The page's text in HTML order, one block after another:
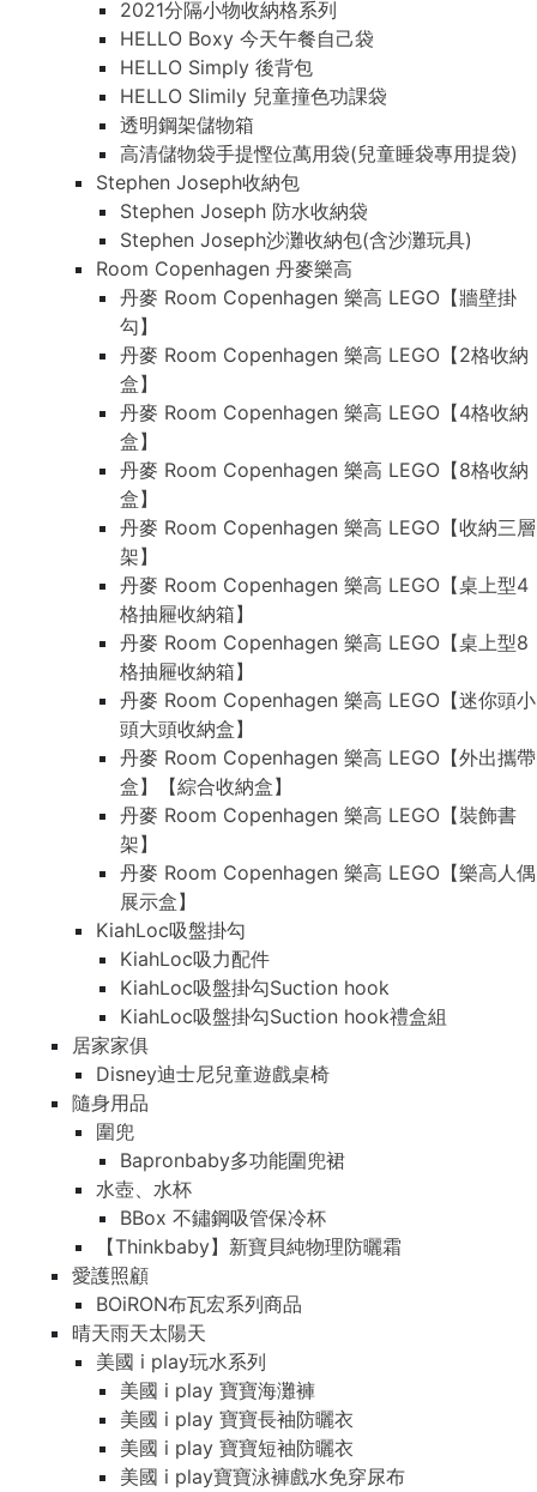
2021分隔小物收納格系列
HELLO Boxy 今天午餐自己袋
HELLO Simply 後背包
HELLO Slimily 兒童撞色功課袋
透明鋼架儲物箱
高清儲物袋手提慳位萬用袋(兒童睡袋專用提袋)
Stephen Joseph收納包
Stephen Joseph 防水收納袋
Stephen Joseph沙灘收納包(含沙灘玩具)
Room Copenhagen 丹麥樂高
丹麥 Room Copenhagen 樂高 LEGO【牆壁掛
勾】
丹麥 Room Copenhagen 樂高 LEGO【2格收納
盒】
丹麥 Room Copenhagen 樂高 LEGO【4格收納
盒】
丹麥 Room Copenhagen 樂高 LEGO【8格收納
盒】
丹麥 Room Copenhagen 樂高 LEGO【收納三層
架】
丹麥 Room Copenhagen 樂高 LEGO【桌上型4
格抽屜收納箱】
丹麥 Room Copenhagen 樂高 LEGO【桌上型8
格抽屜收納箱】
丹麥 Room Copenhagen 樂高 LEGO【迷你頭小
頭大頭收納盒】
丹麥 Room Copenhagen 樂高 LEGO【外出攜帶
盒】【綜合收納盒】
丹麥 Room Copenhagen 樂高 LEGO【裝飾書
架】
丹麥 Room Copenhagen 樂高 LEGO【樂高人偶
展示盒】
KiahLoc吸盤掛勾
KiahLoc吸力配件
KiahLoc吸盤掛勾Suction hook
KiahLoc吸盤掛勾Suction hook禮盒組
居家家俱
Disney迪士尼兒童遊戲桌椅
隨身用品
圍兜
Bapronbaby多功能圍兜裙
水壺、水杯
BBox 不鏽鋼吸管保冷杯
【Thinkbaby】新寶貝純物理防曬霜
愛護照顧
BOiRON布瓦宏系列商品
晴天雨天太陽天
美國 i play玩水系列
美國 i play 寶寶海灘褲
美國 i play 寶寶長袖防曬衣
美國 i play 寶寶短袖防曬衣
美國 i play寶寶泳褲戲水免穿尿布